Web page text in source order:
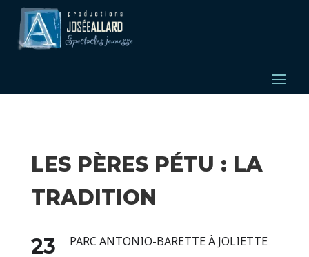
LES PÈRES PÉTU : LA
TRADITION
23
PARC ANTONIO-BARETTE À JOLIETTE